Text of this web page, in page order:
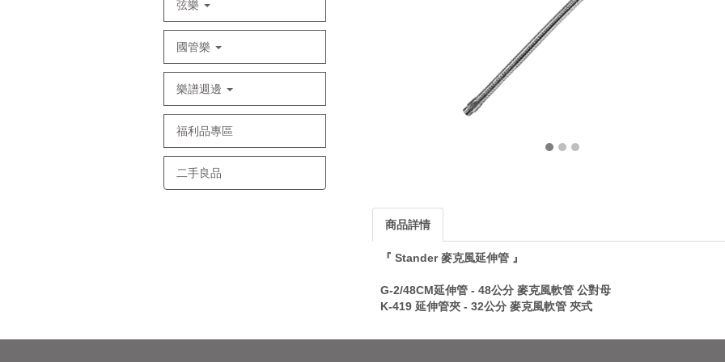
弦樂
國管樂
樂譜週邊
福利品專區
二手良品
商品詳情
『 Stander 麥克風延伸管 』
G-2/48CM延伸管 - 48公分 麥克風軟管 公對母
K-419 延伸管夾 - 32公分 麥克風軟管 夾式